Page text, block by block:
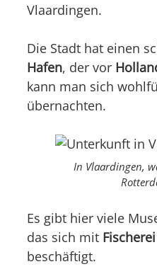
Vlaardingen.
Die Stadt hat einen
Hafen, der vor
kann man sich
übernachten.
In Vlaardingen,
Es gibt hier viele
das sich mit Fischerei
beschäftigt.